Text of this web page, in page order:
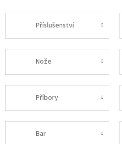
Příslušenství
Nože
Příbory
Bar